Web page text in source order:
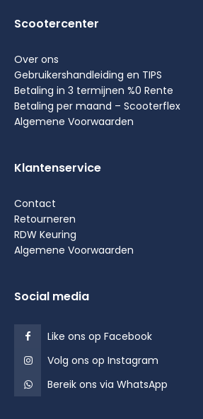
Scootercenter
Over ons
Gebruikershandleiding en TIPS
Betaling in 3 termijnen %0 Rente
Betaling per maand – Scooterflex
Algemene Voorwaarden
Klantenservice
Contact
Retourneren
RDW Keuring
Algemene Voorwaarden
Social media
Like ons op Facebook
Volg ons op Instagram
Bereik ons via WhatsApp